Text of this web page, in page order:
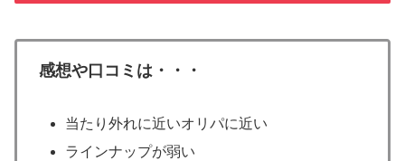
感想や口コミは・・・
当たり外れに近いオリパに近い
ラインナップが弱い